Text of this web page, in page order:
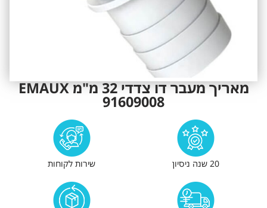
מאריך מעבר דו צדדי 32 מ"מ EMAUX
91609008
20 שנה ניסיון שירות לקוחות